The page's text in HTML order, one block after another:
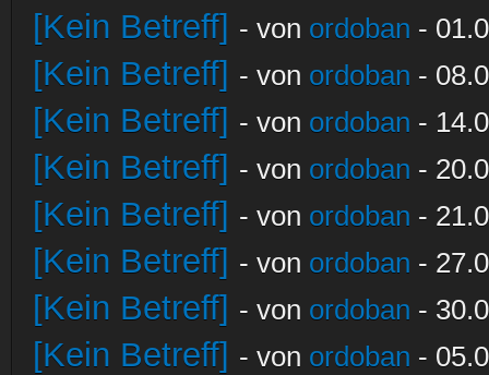
[Kein Betreff] - von ordoban -
[Kein Betreff] - von ordoban -
[Kein Betreff] - von ordoban -
[Kein Betreff] - von ordoban -
[Kein Betreff] - von ordoban -
[Kein Betreff] - von ordoban -
[Kein Betreff] - von ordoban -
[Kein Betreff] - von ordoban -